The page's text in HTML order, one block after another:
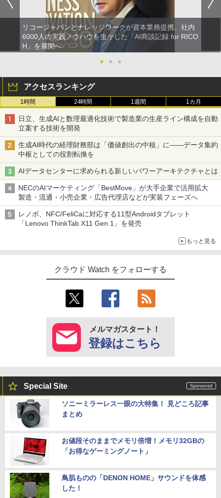
リコージャパンとナレッジワークが資本業務提携、社内
6000人の実践ノウハウを生かした「AI商談記録 for RICO
H」を展開へ
●
● ●
アクセスランキング
1時間 24時間 1週間 1カ月
日立、生成AIと数理最適化技術で製造業の生産ライン構成を自動
立案する技術を開発
生成AI時代の経理財務部は「価値創出の中核」に――データ集約
中枢としての役割転換を
AIデータセンターに求められる新しいパワーアーキテクチャとは
NECのAIマーケティング「BestMove」が大手企業で活用拡大
製造・流通・小売企業・広告代理店などが実装フェーズへ
レノボ、NFC/FeliCaに対応する11型Androidタブレット
「Lenovo ThinkTab X11 Gen 1」を発売
もっと見る
クラウド Watch をフォローする
メルマガスタート！
登録はこちら
Special Site
ソニーミラーレス一眼の大特集！ 見どころ記事
まとめ
お値段そのままでメモリ倍増！メモリ32GBの
「お得なゲーミングノート」
鳥肌ものの「DENON HOME」サウンドを体感
した！